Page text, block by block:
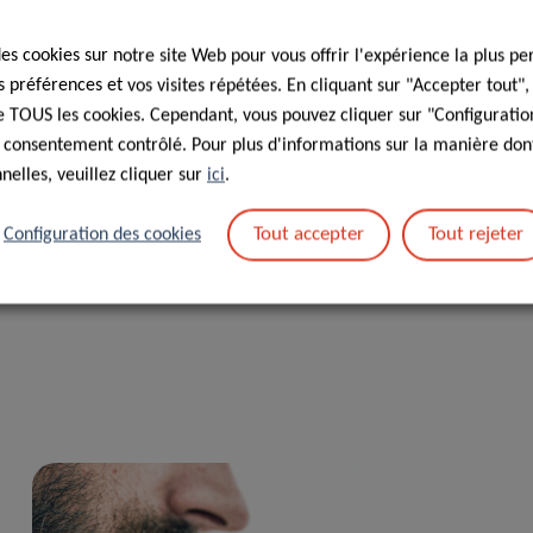
et allemand sur le site suivant :
la Recherche et de l’Innovation pédagogiques et
du Luxembourg, le Gouvernement luxembourgeois, le
et Post Luxembourg.
cookies sur notre site Web pour vous offrir l'expérience la plus
préférences et vos visites répétées. En cliquant sur "Accepter tout",
les cookies. Cependant, vous pouvez cliquer sur
contrôlé. Pour plus d'informations sur la manière
veuillez cliquer sur ici.
Configuration des cookies Tout accepter Tout rejeter